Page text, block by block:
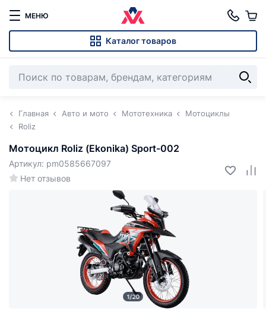
МЕНЮ
Каталог товаров
Главная Авто и мото Мототехника
Мотоциклы
Roliz
Мотоцикл Roliz (Ekonika) Sport-002
Нет отзывов
Артикул: pm0585667097
1/20